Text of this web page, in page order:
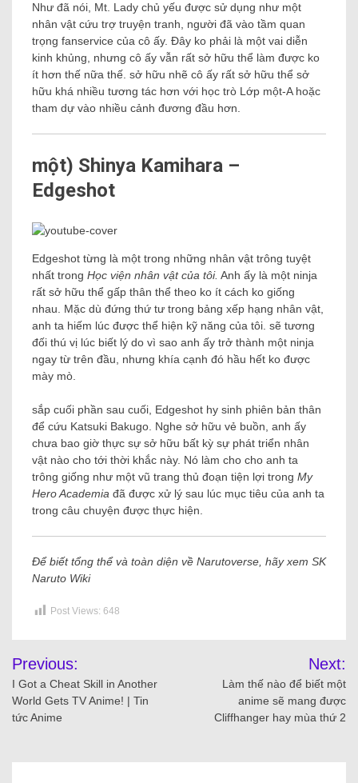
Như đã nói, Mt. Lady chủ yếu được sử dụng như một
nhân vật cứu trợ truyện tranh, người đã vào tầm quan
trọng fanservice của cô ấy. Đây ko phải là một vai diễn
kinh khủng, nhưng cô ấy vẫn rất sở hữu thể làm được ko
ít hơn thế nữa thế. sở hữu nhẽ cô ấy rất sở hữu thể sở
hữu khá nhiều tương tác hơn với học trò Lớp một-A hoặc
tham dự vào nhiều cảnh đương đầu hơn.
một) Shinya Kamihara –
Edgeshot
Edgeshot từng là một trong những nhân vật trông tuyệt
nhất trong Học viện nhân vật của tôi. Anh ấy là một ninja
rất sở hữu thể gấp thân thể theo ko ít cách ko giống
nhau. Mặc dù đứng thứ tư trong bảng xếp hạng nhân vật,
anh ta hiếm lúc được thể hiện kỹ năng của tôi. sẽ tương
đối thú vị lúc biết lý do vì sao anh ấy trở thành một ninja
ngay từ trên đầu, nhưng khía cạnh đó hầu hết ko được
mày mò.
sắp cuối phần sau cuối, Edgeshot hy sinh phiên bản thân
để cứu Katsuki Bakugo. Nghe sở hữu vẻ buồn, anh ấy
chưa bao giờ thực sự sở hữu bất kỳ sự phát triển nhân
vật nào cho tới thời khắc này. Nó làm cho cho anh ta
trông giống như một vũ trang thủ đoạn tiện lợi trong My
Hero Academia đã được xử lý sau lúc mục tiêu của anh ta
trong câu chuyện được thực hiện.
Để biết tổng thể và toàn diện về Narutoverse, hãy xem SK
Naruto Wiki
Post Views: 648
Previous:
I Got a Cheat Skill in Another
World Gets TV Anime! | Tin
tức Anime
Next:
Làm thế nào để biết một
anime sẽ mang được
Cliffhanger hay mùa thứ 2